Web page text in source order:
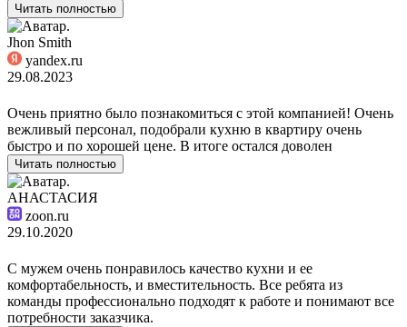
Читать полностью
Jhon Smith
yandex.ru
29.08.2023
Очень приятно было познакомиться с этой компанией! Очень
вежливый персонал, подобрали кухню в квартиру очень
быстро и по хорошей цене. В итоге остался доволен
Читать полностью
АНАСТАСИЯ
zoon.ru
29.10.2020
С мужем очень понравилось качество кухни и ее
комфортабельность, и вместительность. Все ребята из
команды профессионально подходят к работе и понимают все
потребности заказчика.